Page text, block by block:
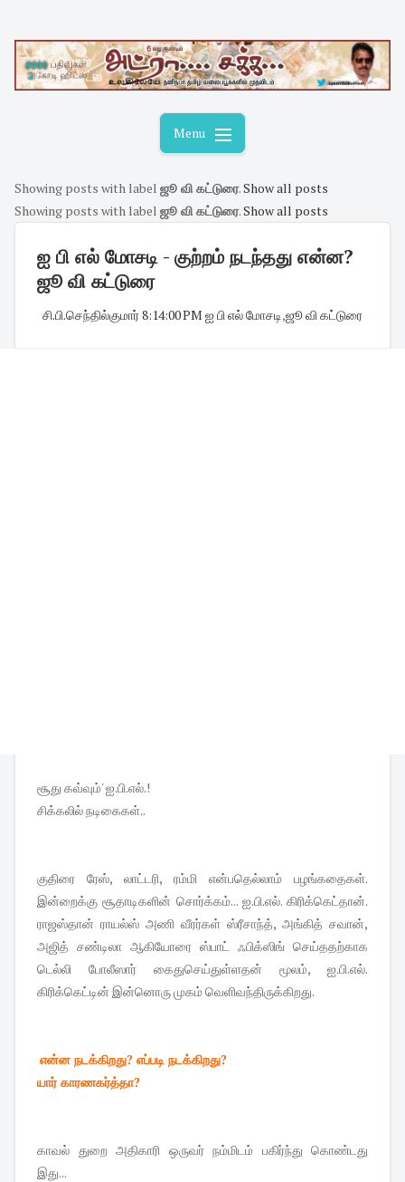
content
Menu
Showing posts with label ஜூ வி கட்டுரை.Show all posts
Showing posts with label ஜூ வி கட்டுரை.Show all posts
ஐ பி எல் மோசடி - குற்றம் நடந்தது என்ன?
ஜூ வி கட்டுரை
சி.பி.செந்தில்குமார்8:14:00 PM ஐ பி எல் மோசடி,ஜூ வி கட்டுரை
சூது கவ்வும்' ஐ.பி.எல்.!
சிக்கலில் நடிகைகள்..
குதிரை ரேஸ், லாட்டரி, ரம்மி என்ப​தெல்லாம் பழங்கதைகள்.
இன்றைக்கு சூதாடிகளின் சொர்க்கம்... ஐ.பி.எல். கிரிக்கெட்தான்.
ராஜஸ்தான் ராயல்ஸ் அணி வீரர்கள் ஸ்ரீசாந்த், அங்கித் சவான்,
அஜித் சண்டிலா ஆகியோரை ஸ்பாட் ஃபிக்ஸிங் செய்ததற்காக
டெல்லி போலீஸார் கைதுசெய்துள்ளதன் மூலம், ஐ.பி.எல்.
கிரிக்கெட்டின் இன்னொரு முகம் வெளிவந்தி​ருக்கிறது.
என்ன நடக்கிறது? எப்படி நடக்கிறது?
யார் காரணகர்த்தா?
காவல் துறை அதிகாரி ஒருவர் நம்மிடம் பகிர்ந்து கொண்டது
இது...